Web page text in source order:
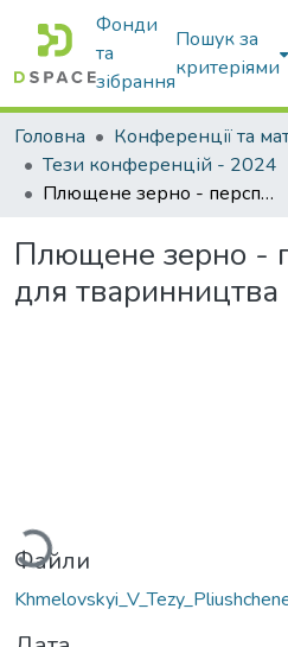
Фонди
та
зібрання
Пошук за
критеріями
Головна
Тези конференцій - 2024
Плющене зерно - перспектива для тваринництва
Плющене зерно -
для тваринництва
Файли